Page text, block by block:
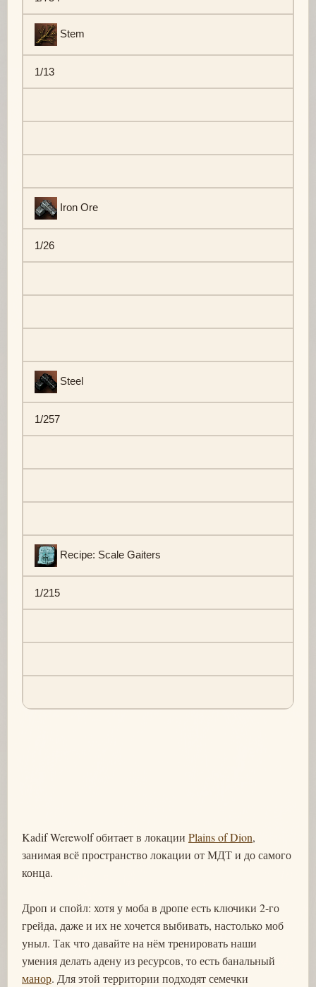
Stem
1/13
Iron Ore
1/26
Steel
1/257
Recipe: Scale Gaiters
1/215
Kadif Werewolf обитает в локации Plains of Dion,
занимая всё пространство локации от МДТ и до самого
конца.
Дроп и спойл: хотя у моба в дропе есть ключики 2-го
грейда, даже и их не хочется выбивать, настолько моб
уныл. Так что давайте на нём тренировать наши
умения делать адену из ресурсов, то есть банальный
манор. Для этой территории подходят семечки